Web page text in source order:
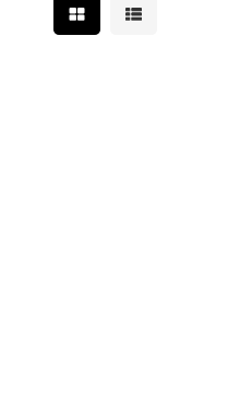
Mostrar resultados em
Mostrar